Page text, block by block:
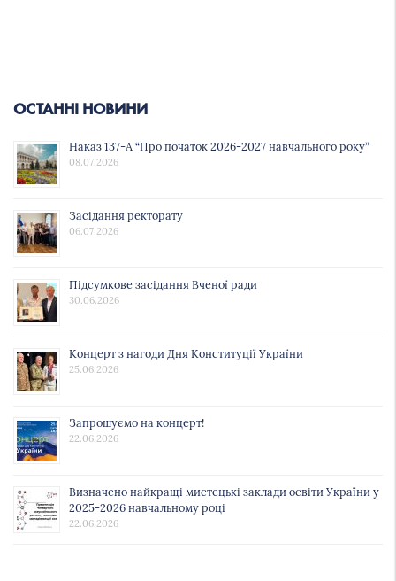
ОСТАННІ НОВИНИ
Наказ 137-А “Про початок 2026-2027 навчального року”
08.07.2026
Засідання ректорату
06.07.2026
Підсумкове засідання Вченої ради
30.06.2026
Концерт з нагоди Дня Конституції України
25.06.2026
Запрошуємо на концерт!
22.06.2026
Визначено найкращі мистецькі заклади освіти України у
2025-2026 навчальному році
22.06.2026